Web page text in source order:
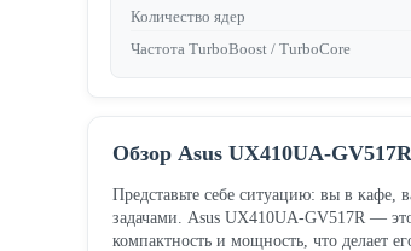
Количество ядер
Частота TurboBoost / TurboCore
Обзор Asus UX410UA-
Представьте себе ситуацию: вы в кафе,
задачами. Asus UX410UA-GV517R —
компактность и мощность, что делает